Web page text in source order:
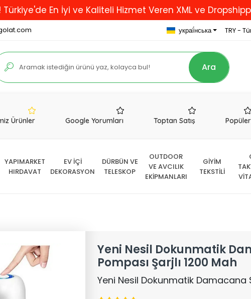
İyi ve Kaliteli Hizmet Veren XML ve Dropshipping
украї́нська TRY -
Ara
Ürünler Google Yorumları Toptan Satış Popüler
YAPIMARKET
HIRDAVAT
EV İÇİ
DEKORASYON
DÜRBÜN VE
TELESKOP
OUTDOOR
VE AVCILIK
EKİPMANLARI
GİYİM
TEKSTİLİ
Yeni Nesil Dokunmatik
Pompası Şarjlı 1200 Mah
Yeni Nesil Dokunmatik Damacana